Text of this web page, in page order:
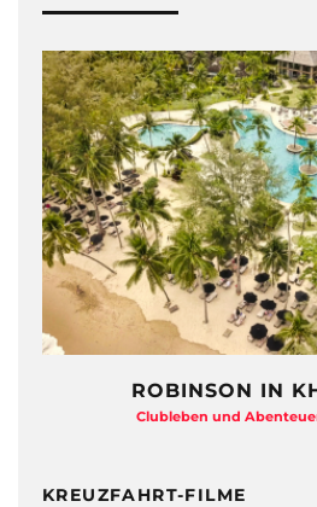
ROBINSON IN
Clubleben und
KREUZFAHRT-FILME